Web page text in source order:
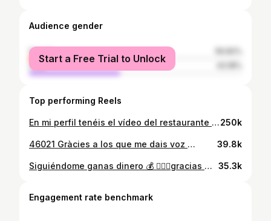
Audience gender
female
male
Start a Free Trial to Unlock
Top performing Reels
En mi perfil tenéis el vídeo del restaurante k está buenísimo 🍱🎏🥢 #PEC250k
46021 Gràcies a los que me dais voz 🫱🏼‍🫲🏾 y a los k apoyáis este tipo de causas @relojeroteo A mí me contactó una vecina de Teo que vive justo arriba, para ver si le podía echar una mano 💙 Es la que le ha hecho la cuenta de Instagram 📍🕰️ Relojería Teo Carrer de Daoiz i Velarde, 11, #Algirós, #València 39.8k
Siguiéndome ganas dinero 💰 🙋🏻‍♂️gracias @fabio_gonella 🧿#valencia #consum #compra #ahorrar #truco #barato #supermercado #jacoveo 35.3k
Engagement rate benchmark